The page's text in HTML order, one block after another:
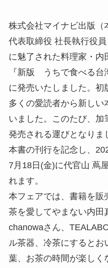
株式会社マイナビ出版（
代表取締役 社長執行役
に魅了された料理家・内
『新版 うちで食べる台
に発売いたしました。初
多くの愛読者から新しい
いました。このたび、加
発売される運びとなりま
本書の刊行を記念し、
7月18日(金)に代官山 蔦
れます。
本フェアでは、書籍を販
茶を愛してやまない内田
chanowaさん、
ル茶器、冷茶にすると
葉、お茶の時間が楽しく